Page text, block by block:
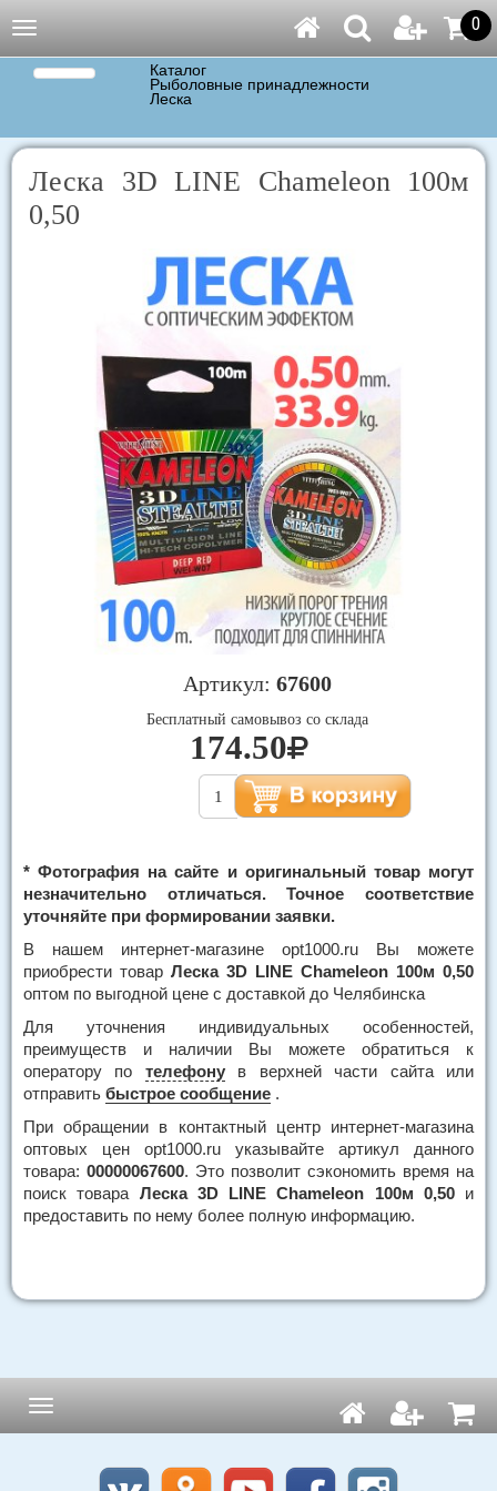
Навигация 0
Каталог
Рыболовные принадлежности
Леска
Леска 3D LINE Chameleon 100м
0,50
Артикул: 67600
Бесплатный самовывоз со склада
174.50
* Фотография на сайте и оригинальный товар могут
незначительно отличаться. Точное соответствие
уточняйте при формировании заявки.
В нашем интернет-магазине opt1000.ru Вы можете
приобрести товар Леска 3D LINE Chameleon 100м 0,50
оптом по выгодной цене с доставкой до Челябинска
Для уточнения индивидуальных особенностей,
преимуществ и наличии Вы можете обратиться к
оператору по телефонув верхней части сайта или
отправить быстрое сообщение .
При обращении в контактный центр интернет-магазина
оптовых цен opt1000.ru указывайте артикул данного
товара: 00000067600. Это позволит сэкономить время на
поиск товара Леска 3D LINE Chameleon 100м 0,50и
предоставить по нему более полную информацию.
Навигация